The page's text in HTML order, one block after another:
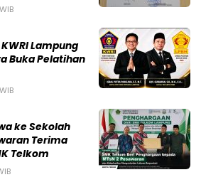
Lampung
Buka Pelatihan
ke Sekolah
Terima
Telkom